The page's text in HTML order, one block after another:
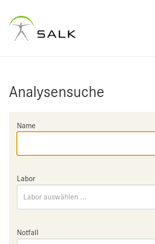
Analysensuche
Name
Labor
Labor auswählen ...
Notfall